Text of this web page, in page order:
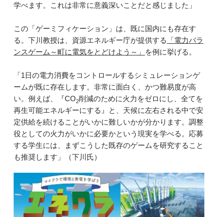
学べます。これは非常に意義深いことだと感じました」
この「ゲーミフィケーション」は、既に国内にも存在す
る。下川教授は、資源エネルギー庁が提供する
「電力バラ
ンスゲーム～町に電気をとどけよう～」
を例に挙げる。
「1日の電力消費をコントロールするシミュレーションゲ
ームが既に存在します。非常に面白く、かつ難易度が高
い。例えば、『CO2削減のために火力をゼロにし、全てを
再生可能エネルギーにする』と、天候に左右される中で安
定供給を続けることがいかに難しいかが分かります。調整
役としての火力がいかに必要かという現実を学べる。応募
する学生には、まずこうした既存のゲームを研究すること
も推奨します」（下川氏）